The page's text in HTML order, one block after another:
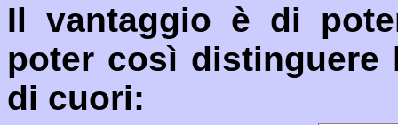
Il vantaggio è di
poter così distinguere
di cuori: